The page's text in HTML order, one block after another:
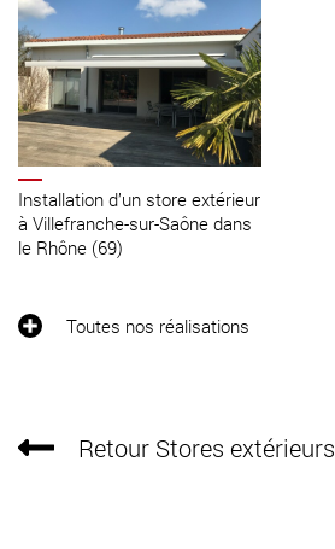
Installation d’un store extérieur
à Villefranche-sur-Saône dans
le Rhône (69)
Toutes nos réalisations
Retour Stores extérieurs